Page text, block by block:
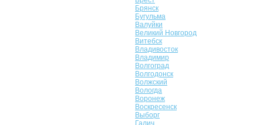
Брянск
Бугульма
Валуйки
Великий Новгород
Витебск
Владивосток
Владимир
Волгоград
Волгодонск
Волжский
Вологда
Воронеж
Воскресенск
Выборг
Галич